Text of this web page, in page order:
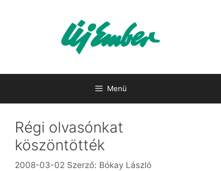
Menü
Régi olvasónkat
köszöntötték
2008-03-02 Szerző: Bókay László